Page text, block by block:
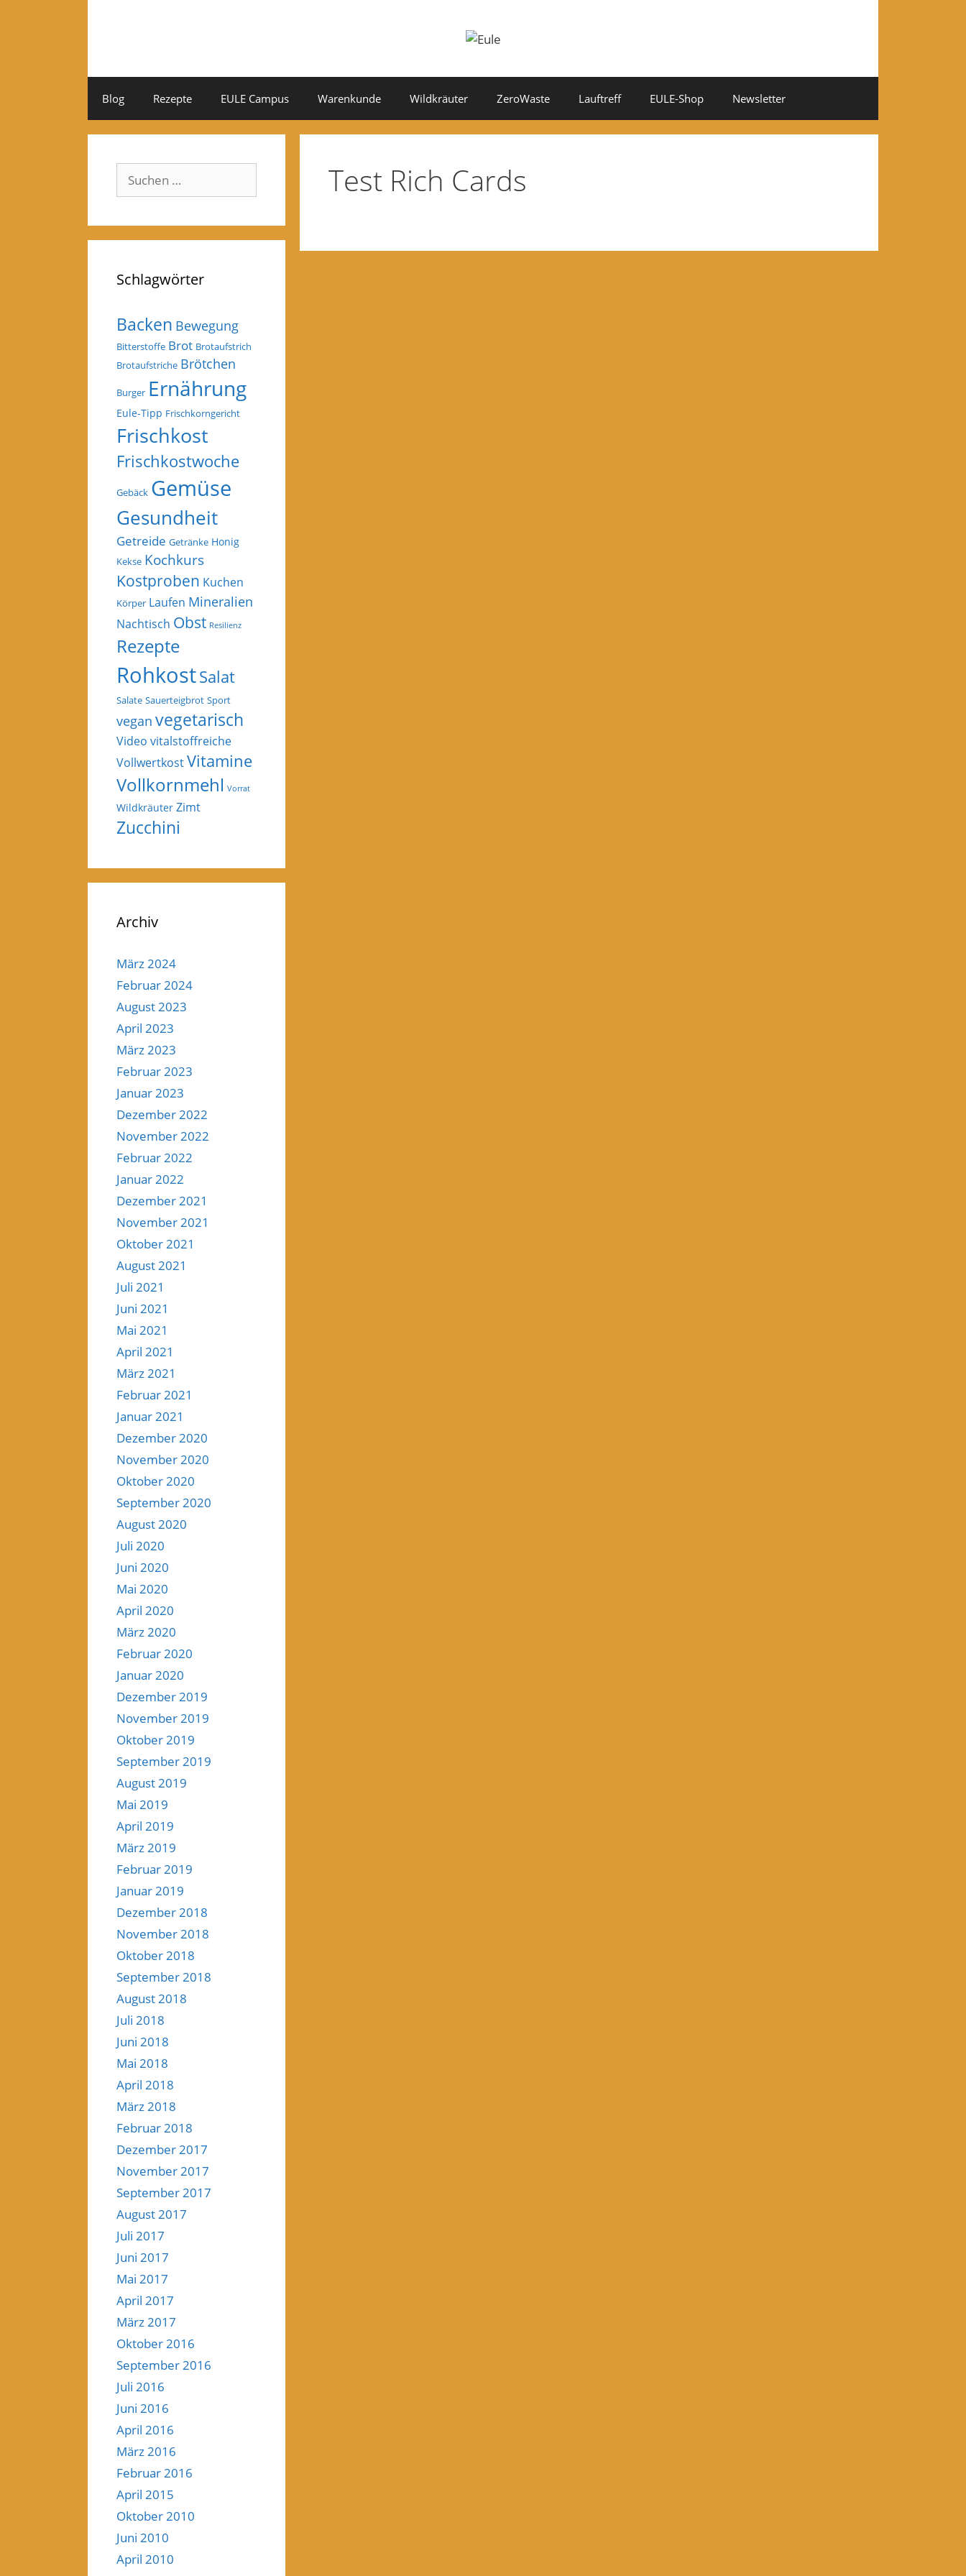
Blog Rezepte EULE Campus Warenkunde Wildkräuter ZeroWaste Lauftreff EULE-Shop Newsletter
Test Rich Cards
Suchen
nach:
Schlagwörter
Backen Bewegung
Bitterstoffe Brot Brotaufstrich
Brotaufstriche Brötchen
Burger Ernährung
Eule-Tipp Frischkorngericht
Frischkost
Frischkostwoche
Gebäck Gemüse
Gesundheit
Getreide Getränke Honig
Kekse Kochkurs
Kostproben Kuchen
Körper Laufen Mineralien
Nachtisch Obst Resilienz
Rezepte
RohkostSalat
Salate Sauerteigbrot Sport
vegan vegetarisch
Video vitalstoffreiche
VollwertkostVitamine
Vollkornmehl Vorrat
Wildkräuter Zimt
Zucchini
Archiv
März 2024
Februar 2024
August 2023
April 2023
März 2023
Februar 2023
Januar 2023
Dezember 2022
November 2022
Februar 2022
Januar 2022
Dezember 2021
November 2021
Oktober 2021
August 2021
Juli 2021
Juni 2021
Mai 2021
April 2021
März 2021
Februar 2021
Januar 2021
Dezember 2020
November 2020
Oktober 2020
September 2020
August 2020
Juli 2020
Juni 2020
Mai 2020
April 2020
März 2020
Februar 2020
Januar 2020
Dezember 2019
November 2019
Oktober 2019
September 2019
August 2019
Mai 2019
April 2019
März 2019
Februar 2019
Januar 2019
Dezember 2018
November 2018
Oktober 2018
September 2018
August 2018
Juli 2018
Juni 2018
Mai 2018
April 2018
März 2018
Februar 2018
Dezember 2017
November 2017
September 2017
August 2017
Juli 2017
Juni 2017
Mai 2017
April 2017
März 2017
Oktober 2016
September 2016
Juli 2016
Juni 2016
April 2016
März 2016
Februar 2016
April 2015
Oktober 2010
Juni 2010
April 2010